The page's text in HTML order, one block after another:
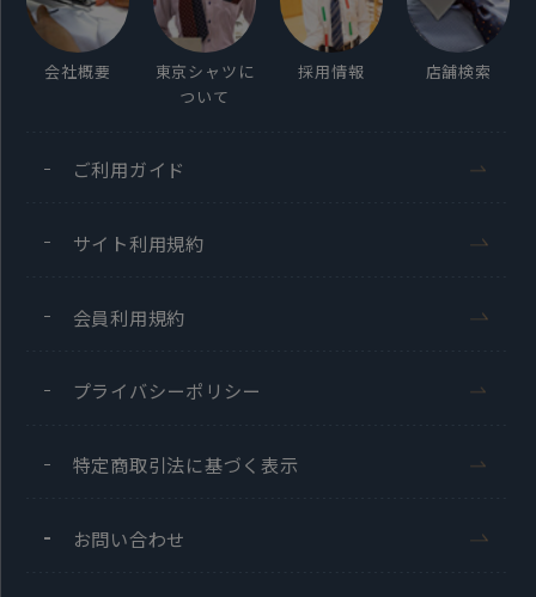
会社概要
東京シャツに
ついて
採用情報 店舗検索
ご利用ガイド
サイト利用規約
会員利用規約
プライバシーポリシー
特定商取引法に基づく表示
お問い合わせ